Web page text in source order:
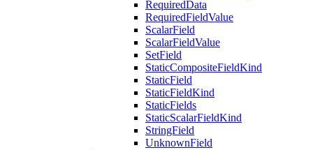
RequiredData
RequiredFieldValue
ScalarField
ScalarFieldValue
SetField
StaticCompositeFieldKind
StaticField
StaticFieldKind
StaticFields
StaticScalarFieldKind
StringField
UnknownField